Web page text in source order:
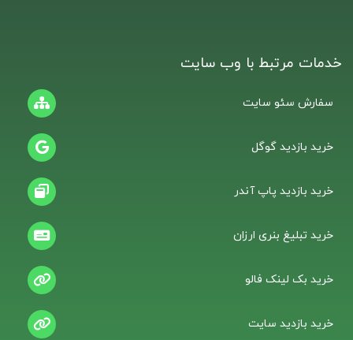
خدمات مرتبط با وب سایت
سفارش سئو سایت
خرید بازدید گوگل
خرید بازدید پاپ آندر
خرید تبلیغ بنری ارزان
خرید بک لینک فالو
خرید بازدید سایت